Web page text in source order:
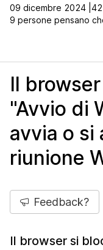
09 dicembre 2024 |
9 persone pensano
Il
"Avvio di
avvia o si
riunione
Feedback?
Il browser si